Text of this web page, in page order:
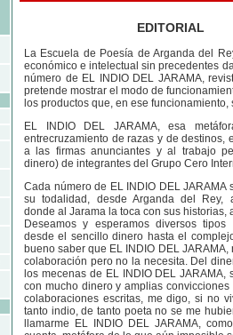
EDITORIAL
La Escuela de Poesía de Arganda del
económico e intelectual sin precedentes
número de EL INDIO DEL JARAMA,
pretende mostrar el modo de
los productos que, en ese funcionamiento,
EL INDIO DEL JARAMA, esa
entrecruzamiento de razas y de destinos,
a las firmas anunciantes y al trabajo
dinero) de integrantes del Grupo Cero
Cada número de EL INDIO DEL JARAMA
su todalidad, desde Arganda del Rey,
donde al Jarama la toca con sus historias,
Deseamos y esperamos diversos tipos
desde el sencillo dinero hasta el
bueno saber que EL INDIO DEL JARAMA,
colaboración pero no la necesita. Del
los mecenas de EL INDIO DEL JARAMA,
con mucho dinero y amplias
colaboraciones escritas, me digo, si no
tanto indio, de tanto poeta no se me
llamarme EL INDIO DEL JARAMA,